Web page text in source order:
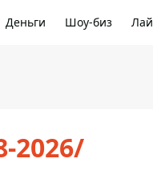
Деньги Шоу-биз
2026/